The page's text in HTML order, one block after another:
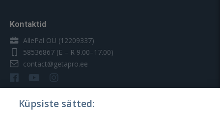
Kontaktid
AllePal OÜ (12209337)
58536867 (E – R 9.00–17.00)
contact@getapro.ee
Küpsiste sätted: